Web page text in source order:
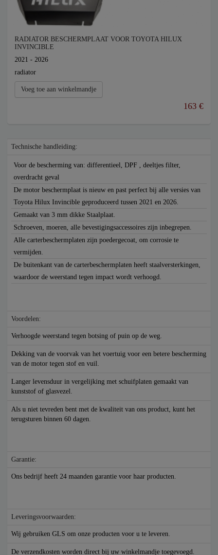
RADIATOR BESCHERMPLAAT VOOR TOYOTA HILUX
INVINCIBLE
2021 - 2026
radiator
Voeg toe aan winkelmandje
163 €
Technische handleiding:
Voor de bescherming van: differentieel, DPF , deeltjes filter,
overdracht geval
De motor beschermplaat is nieuw en past perfect bij alle versies van
Toyota Hilux Invincible geproduceerd tussen 2021 en 2026.
Gemaakt van 3 mm dikke Staalplaat.
Schroeven, moeren, alle bevestigingsaccessoires zijn inbegrepen.
Alle carterbeschermplaten zijn poedergecoat, om corrosie te
vermijden.
De buitenkant van de carterbeschermplaten heeft staalversterkingen,
waardoor de weerstand tegen impact wordt verhoogd.
Voordelen:
Verhoogde weerstand tegen botsing of puin op de weg.
Dekking van de voorvak van het voertuig voor een betere bescherming
van de motor tegen stof en vuil.
Langer levensduur in vergelijking met schuifplaten gemaakt van
kunststof of glasvezel.
Als u niet tevreden bent met de kwaliteit van ons product, kunt het
terugsturen binnen 60 dagen.
Garantie:
Ons bedrijf heeft 24 maanden garantie voor haar producten.
Leveringsvoorwaarden:
Wij gebruiken GLS om onze producten voor u te leveren.
De verzendkosten worden direct bij uw winkelmandje toegevoegd.